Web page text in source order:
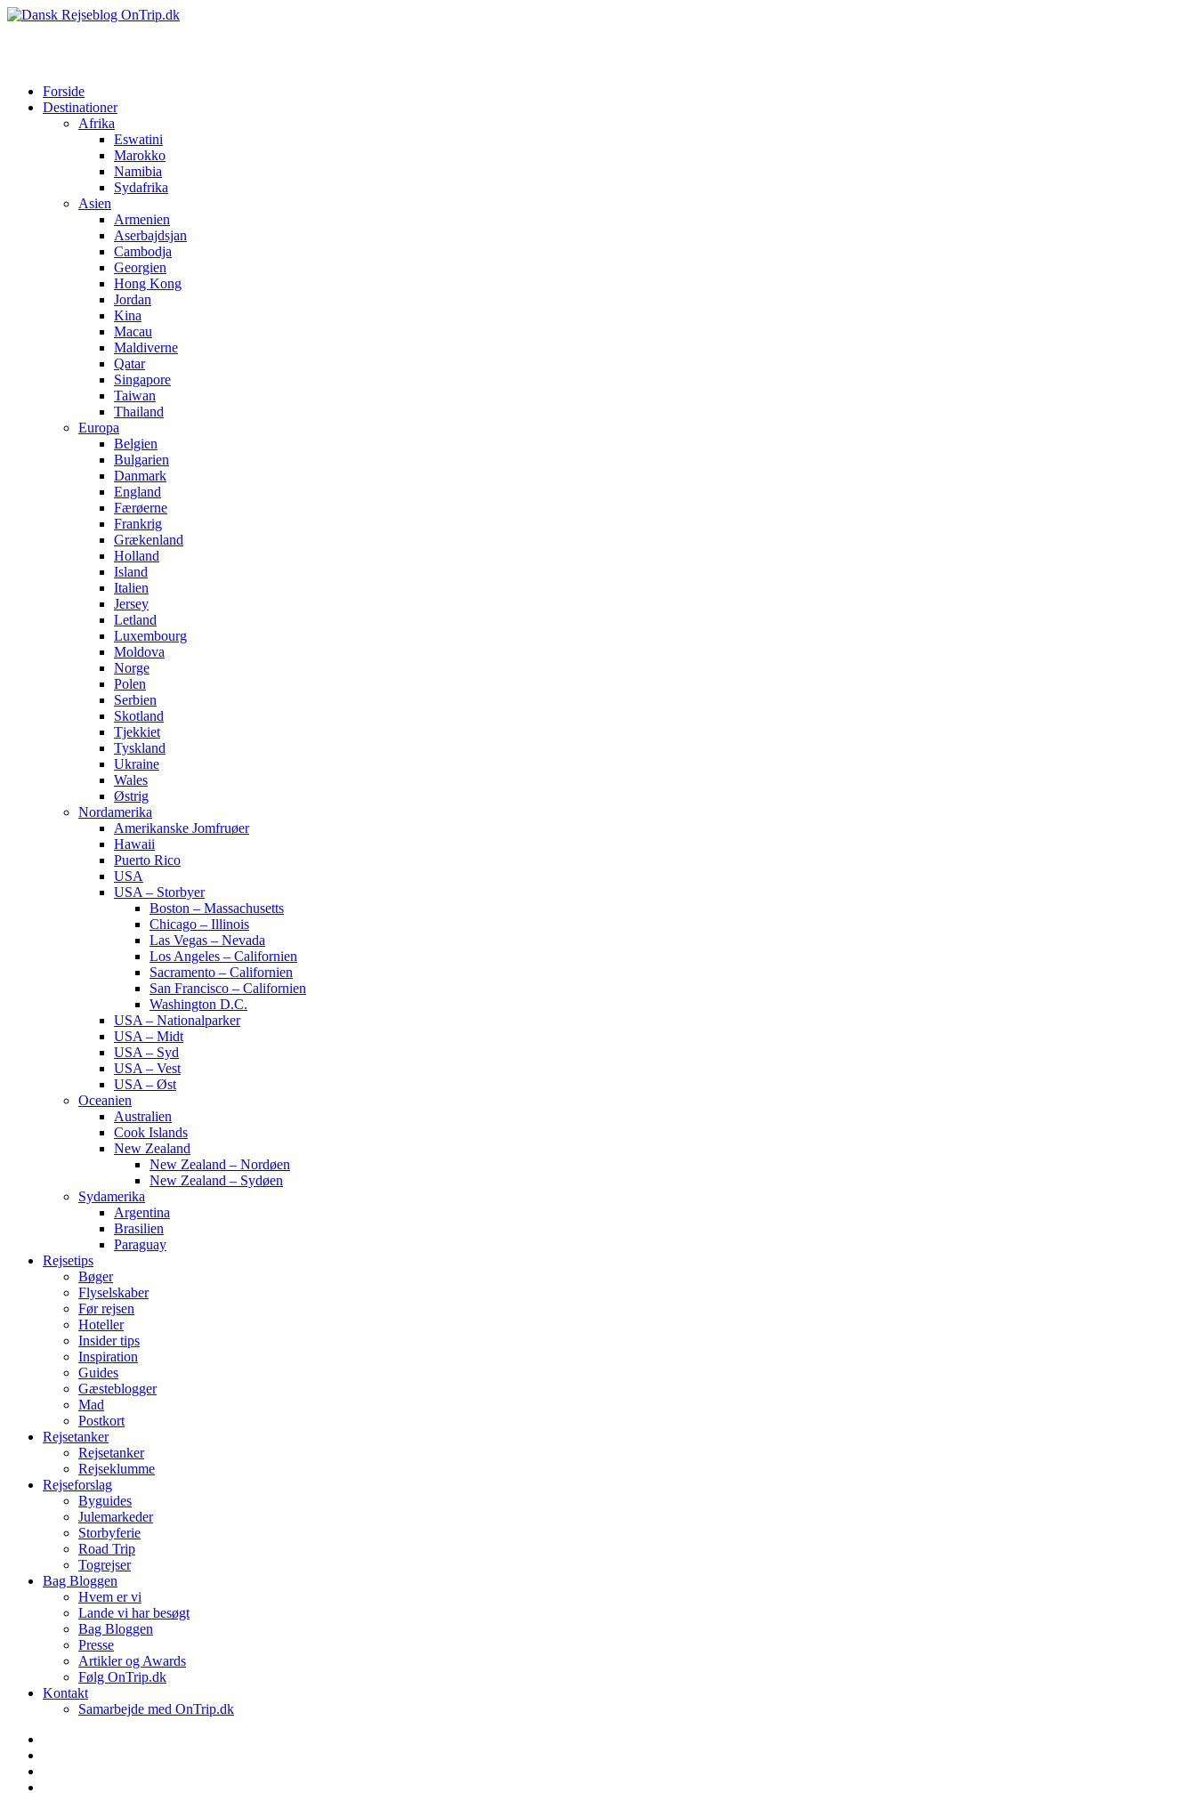
Forside
Destinationer
Afrika
Eswatini
Marokko
Namibia
Sydafrika
Asien
Armenien
Aserbajdsjan
Cambodja
Georgien
Hong Kong
Jordan
Kina
Macau
Maldiverne
Qatar
Singapore
Taiwan
Thailand
Europa
Belgien
Bulgarien
Danmark
England
Færøerne
Frankrig
Grækenland
Holland
Island
Italien
Jersey
Letland
Luxembourg
Moldova
Norge
Polen
Serbien
Skotland
Tjekkiet
Tyskland
Ukraine
Wales
Østrig
Nordamerika
Amerikanske Jomfruøer
Hawaii
Puerto Rico
USA
USA – Storbyer
Boston – Massachusetts
Chicago – Illinois
Las Vegas – Nevada
Los Angeles – Californien
Sacramento – Californien
San Francisco – Californien
Washington D.C.
USA – Nationalparker
USA – Midt
USA – Syd
USA – Vest
USA – Øst
Oceanien
Australien
Cook Islands
New Zealand
New Zealand – Nordøen
New Zealand – Sydøen
Sydamerika
Argentina
Brasilien
Paraguay
Rejsetips
Bøger
Flyselskaber
Før rejsen
Hoteller
Insider tips
Inspiration
Guides
Gæsteblogger
Mad
Postkort
Rejsetanker
Rejsetanker
Rejseklumme
Rejseforslag
Byguides
Julemarkeder
Storbyferie
Road Trip
Togrejser
Bag Bloggen
Hvem er vi
Lande vi har besøgt
Bag Bloggen
Presse
Artikler og Awards
Følg OnTrip.dk
Kontakt
Samarbejde med OnTrip.dk